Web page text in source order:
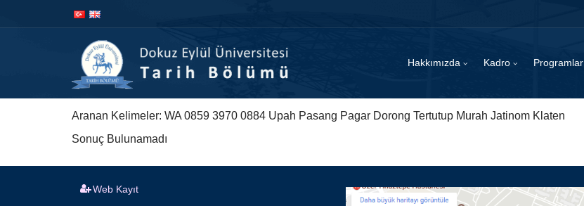
Hakkımızda Kadro Programlar
Aranan Kelimeler: WA 0859 3970 0884 Upah Pasang Pagar Dorong Tertutup Murah Jatinom Klaten
Sonuç Bulunamadı
Web Kayıt